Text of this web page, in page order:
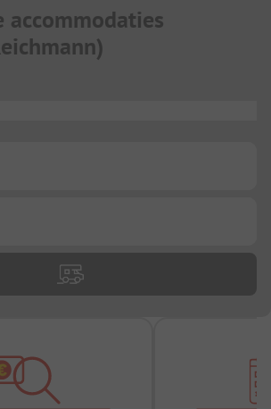
accommodaties
)